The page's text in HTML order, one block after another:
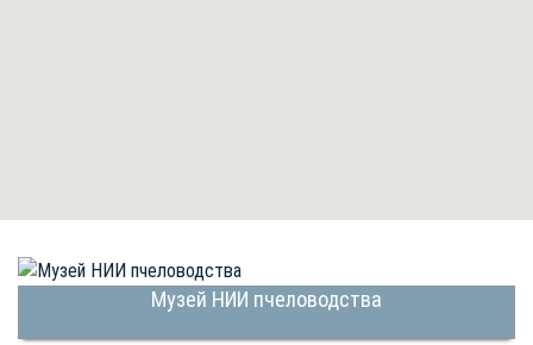
Музей НИИ пчеловодства